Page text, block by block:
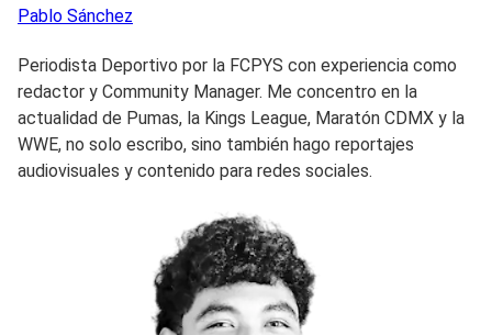
Pablo Sánchez
Periodista Deportivo por la FCPYS con experiencia como
redactor y Community Manager. Me concentro en la
actualidad de Pumas, la Kings League, Maratón CDMX y la
WWE, no solo escribo, sino también hago reportajes
audiovisuales y contenido para redes sociales.